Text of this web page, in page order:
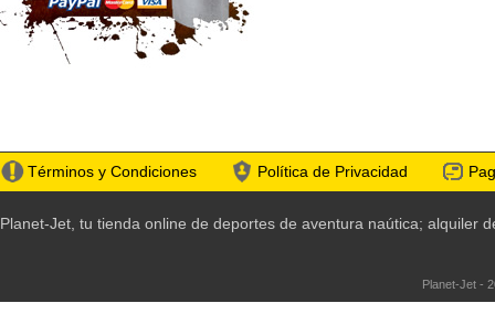
Términos y Condiciones Política de Privacidad
Planet-Jet, tu tienda online de deportes de aventura naútica; alquiler
Planet-Jet -